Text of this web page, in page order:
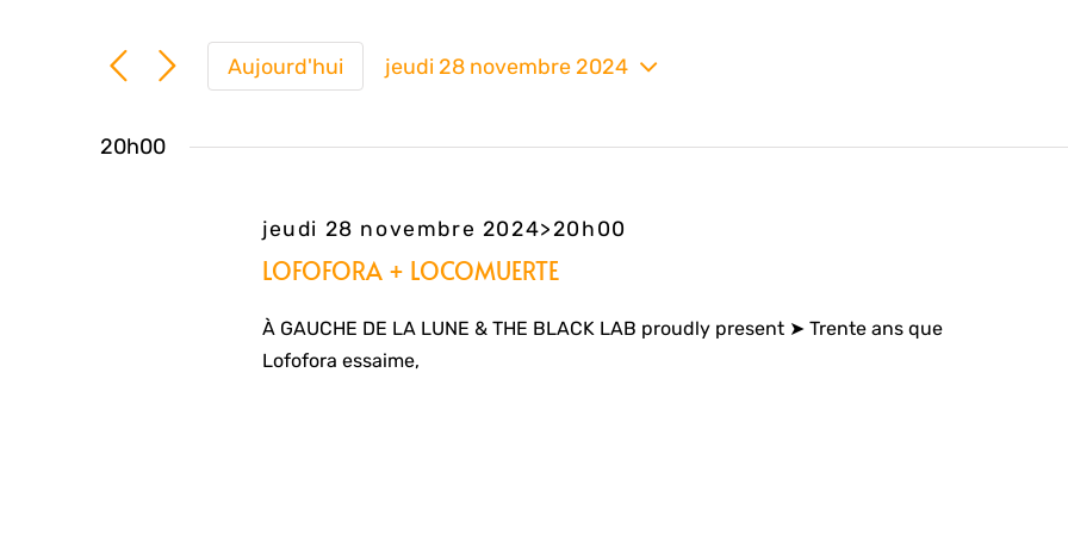
Aujourd'hui jeudi 28 novembre 2024
20h00
jeudi 28 novembre 2024>20h00
LOFOFORA + LOCOMUERTE
À GAUCHE DE LA LUNE & THE BLACK LAB proudly present ➤ Trente ans que
Lofofora essaime,